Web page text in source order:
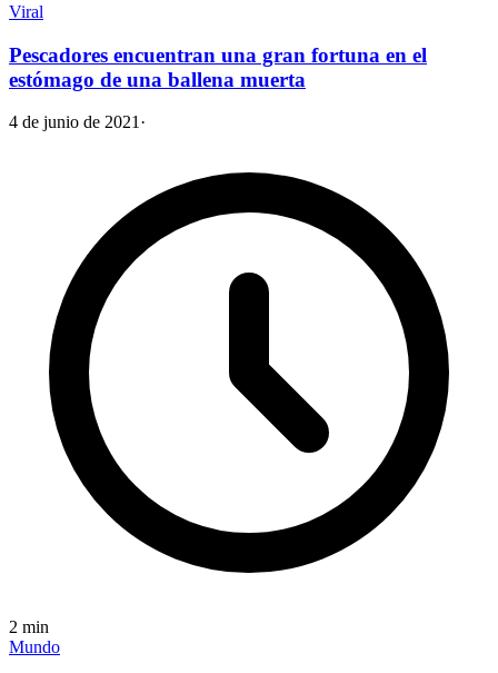
Viral
Pescadores encuentran una gran fortuna en el
estómago de una ballena muerta
4 de junio de 2021 ·
2 min
Mundo